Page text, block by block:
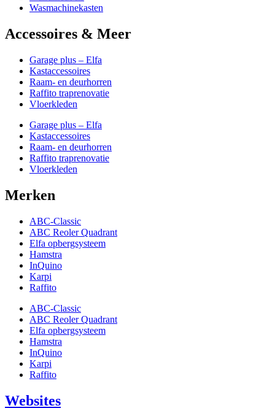
Wasmachinekasten
Accessoires & Meer
Garage plus – Elfa
Kastaccessoires
Raam- en deurhorren
Raffito traprenovatie
Vloerkleden
Garage plus – Elfa
Kastaccessoires
Raam- en deurhorren
Raffito traprenovatie
Vloerkleden
Merken
ABC-Classic
ABC Reoler Quadrant
Elfa opbergsysteem
Hamstra
InQuino
Karpi
Raffito
ABC-Classic
ABC Reoler Quadrant
Elfa opbergsysteem
Hamstra
InQuino
Karpi
Raffito
Websites